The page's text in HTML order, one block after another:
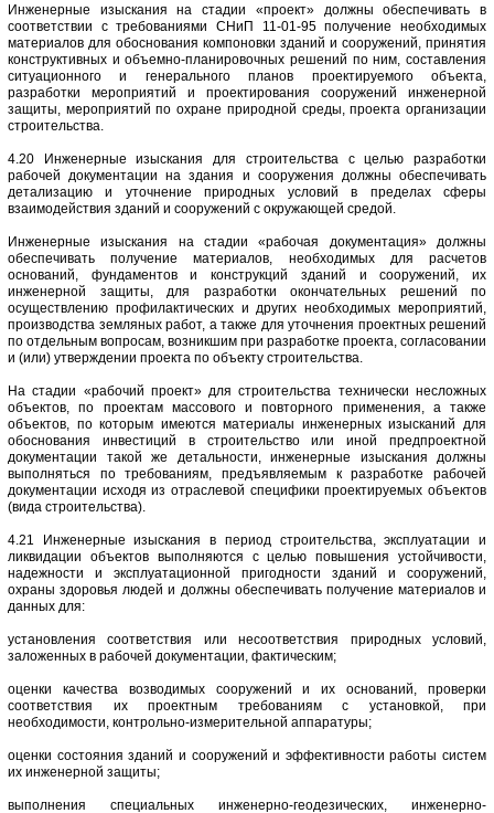
Инженерные изыскания на стадии «проект» должны обеспечивать в
соответствии с требованиями СНиП 11-01-95 получение необходимых
материалов для обоснования компоновки зданий и сооружений, принятия
конструктивных и объемно-планировочных решений по ним, составления
ситуационного и генерального планов проектируемого объекта,
разработки мероприятий и проектирования сооружений инженерной
защиты, мероприятий по охране природной среды, проекта организации
строительства.
4.20 Инженерные изыскания для строительства с целью разработки
рабочей документации на здания и сооружения должны обеспечивать
детализацию и уточнение природных условий в пределах сферы
взаимодействия зданий и сооружений с окружающей средой.
Инженерные изыскания на стадии «рабочая документация» должны
обеспечивать получение материалов, необходимых для расчетов
оснований, фундаментов и конструкций зданий и сооружений, их
инженерной защиты, для разработки окончательных решений по
осуществлению профилактических и других необходимых мероприятий,
производства земляных работ, а также для уточнения проектных решений
по отдельным вопросам, возникшим при разработке проекта, согласовании
и (или) утверждении проекта по объекту строительства.
На стадии «рабочий проект» для строительства технически несложных
объектов, по проектам массового и повторного применения, а также
объектов, по которым имеются материалы инженерных изысканий для
обоснования инвестиций в строительство или иной предпроектной
документации такой же детальности, инженерные изыскания должны
выполняться по требованиям, предъявляемым к разработке рабочей
документации исходя из отраслевой специфики проектируемых объектов
(вида строительства).
4.21 Инженерные изыскания в период строительства, эксплуатации и
ликвидации объектов выполняются с целью повышения устойчивости,
надежности и эксплуатационной пригодности зданий и сооружений,
охраны здоровья людей и должны обеспечивать получение материалов и
данных для:
установления соответствия или несоответствия природных условий,
заложенных в рабочей документации, фактическим;
оценки качества возводимых сооружений и их оснований, проверки
соответствия их проектным требованиям с установкой, при
необходимости, контрольно-измерительной аппаратуры;
оценки состояния зданий и сооружений и эффективности работы систем
их инженерной защиты;
выполнения специальных инженерно-геодезических, инженерно-